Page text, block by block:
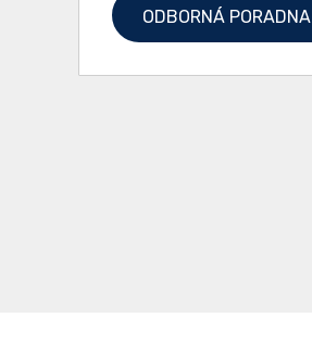
ODBORNÁ PORADNA